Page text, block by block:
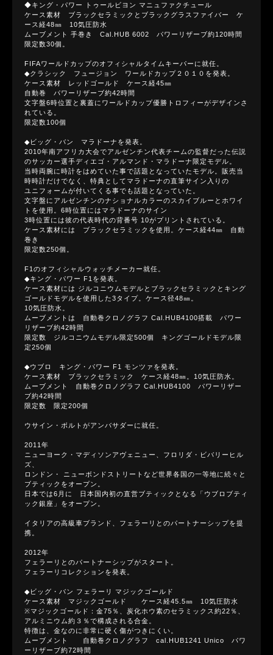
◆キング・パワー トゥールビヨン マニュファクチュール
ケース素材 ブラックセラミックとブラックグラスファイバー ケ
ース経48㎜ 10気圧防水
ムーブメント 手巻き Cal.HUB 6002 パワーリザーブ約120時間
限定数30個。
FIFAワールドカップのオフィシャルタイムキーパーに就任。
◆クラシック フュージョン ワールドカップ２０１０を発表。
ケース素材 レッドゴールド ケース経45㎜
自動巻 パワーリザーブ約42時間
文字盤6時位置と裏蓋にワールドカップ優勝トロフィーがデザインさ
れている。
限定数100個
◆ビッグ・バン マラドーナを発表。
2010年南アフリカ大会でアルゼンチン代表チームの監督だった伝説
のサッカー選手ディエゴ・アルマンド・マラドーナ限定モデル。
当時両腕に時計をはめていた事で話題となっていたモデル。販売当
時時計だけでなく、特典としてマラドーナの直筆サイン入りの
ユニフォームが付いてくる事でも話題となっていた。
文字盤にアルゼンチンのナショナルカラーのスカイブルーとホワイ
トを使用。6時位置にはマラドーナのサイン
3時位置には彼の代表時代の背番号 10がプリントされている。
ケース素材には ブラックセラミックを使用。ケース経44㎜ 自動
巻き
限定数250個。
F1のオフィシャルウォッチメーカー就任。
◆キング・パワー F1を発表。
ケース素材には ジルコニウムモデルとブラックセラミックとキング
ゴールドモデルを使用した3タイプ。ケース径48㎜。
10気圧防水。
ムーブメントは 自動巻クロノグラフ Cal.HUB4100搭載 パワー
リザーブ約42時間
限定数 ジルコニウムモデル限定500個 キングゴールドモデル限
定250個
◆ウブロ キング・パワー F1 モンツァを発表。
ケース素材 ブラックセラミック ケース経48㎜。10気圧防水。
ムーブメント 自動巻クロノグラフ Cal.HUB4100 パワーリザー
ブ約42時間
限定数 限定200個
ウサイン・ボルトがアンバサダーに就任。
2011年
ニューヨーク・マディソンアヴェニュー、フロリダ・ビバリーヒル
ズ、
ロンドン・ ニューボンドストリートなど世界各国の一等地に続々と
ブティックをオープン。
日本では6月に 日本国内初の直営ブティックとなる「ウブロブティ
ック銀座」をオープン。
イタリアの高級車ブランド、フェラーリとのパートナーシップを提
携。
2012年
フェラーリとのパートナーシップがスタート。
フェラーリコレクションを発表。
◆ビッグ・バン フェラーリ マジックゴールド
ケース素材 マジックゴールド ケース経45.5㎜ 10気圧防水
※マジックゴールド：金75％、炭化ホウ素のセラミックス約22％、
アルミニウム約３％で構成される合金。
特徴は、金なのに非常に硬く傷がつきにくい。
ムーブメント 自動巻クロノグラフ cal.HUB1241 Unico パワ
ーリザーブ約72時間